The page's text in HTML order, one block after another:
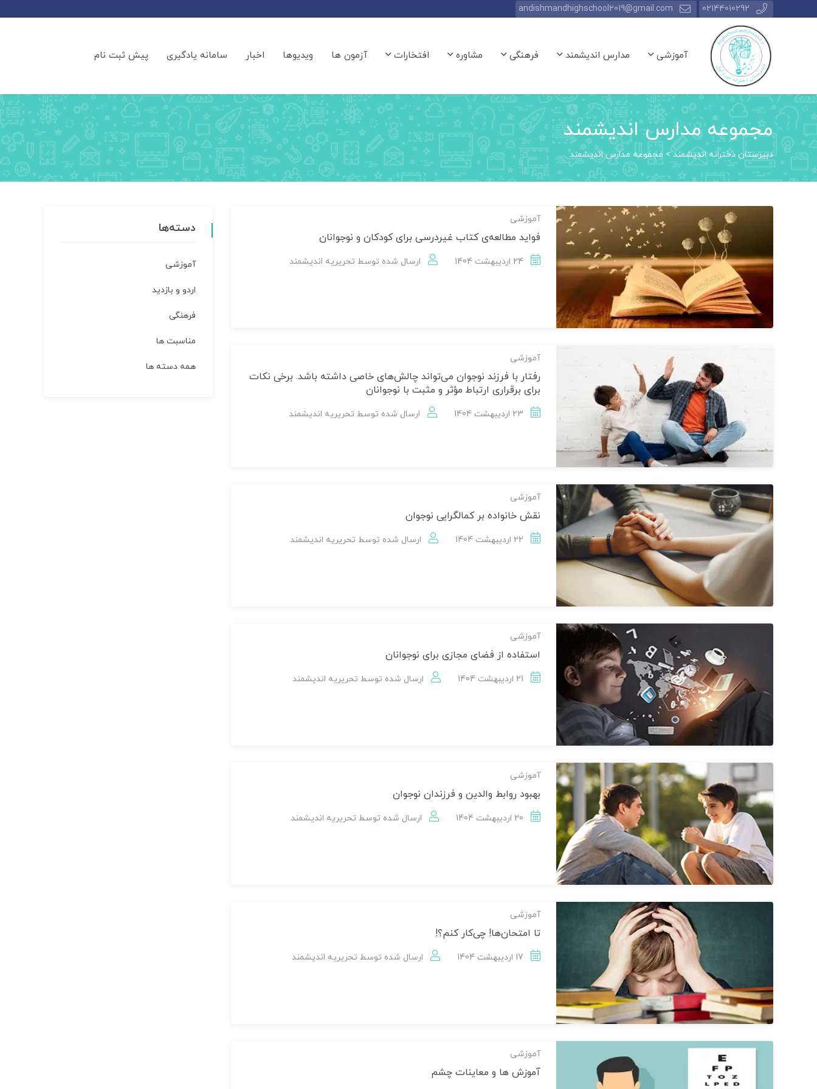
02144010292
andishmandhighschool2019@gmail.com
آموزشی مدارس اندیشمند فرهنگی مشاوره افتخارات آزمون ها ویدیوها اخبار سامانه یادگیری پیش ثبت نام
مجموعه مدارس اندیشمند
دبیرستان دخترانه اندیشمند> مجموعه مدارس اندیشمند
آموزشی
فواید مطالعه‌ی کتاب غیردرسی برای کودکان و نوجوانان
ارسال شده توسط تحریریه اندیشمند
آموزشی
رفتار با فرزند نوجوان می‌تواند چالش‌های خاصی داشته باشد. برخی نکات
برای برقراری ارتباط مؤثر و مثبت با نوجوانان
ارسال شده توسط تحریریه اندیشمند
آموزشی
نقش خانواده بر کمالگرایی نوجوان
ارسال شده توسط تحریریه اندیشمند
آموزشی
استفاده از فضای مجازی برای نوجوانان
ارسال شده توسط تحریریه اندیشمند
آموزشی
بهبود روابط والدین و فرزندان نوجوان
ارسال شده توسط تحریریه اندیشمند
آموزشی
تا امتحان‌ها! چی‌کار کنم؟!
ارسال شده توسط تحریریه اندیشمند
آموزشی
آموزش ها و معاینات چشم
دسته‌ها
آموزشی
اردو و بازدید
فرهنگی
مناسبت ها
همه دسته ها